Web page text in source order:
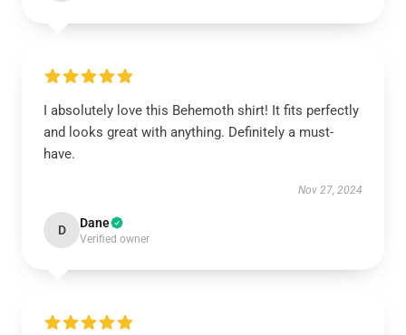
I absolutely love this Behemoth shirt! It fits perfectly
and looks great with anything. Definitely a must-
have.
Nov 27, 2024
D Dane
Verified owner